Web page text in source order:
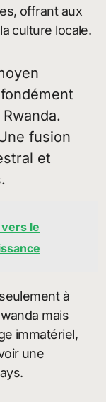
offrant aux
culture locale.
fusion
et
le
à
mais
immatériel,
une